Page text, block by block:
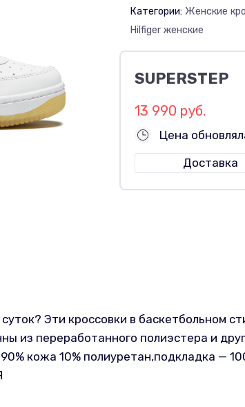
Категории: Женские
Hilfiger женские
SUPERSTEP
13 990 руб.
Цена
Доставка
Эти кроссовки в баскетбольном
из переработанного полиэстера и
кожа 10% полиуретан,подкладка —